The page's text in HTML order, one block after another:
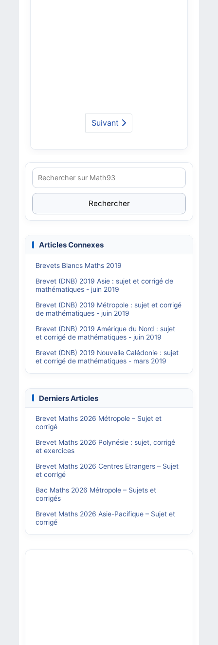
Suivant
Rechercher
Articles Connexes
Brevets Blancs Maths 2019
Brevet (DNB) 2019 Asie : sujet et corrigé de
mathématiques - juin 2019
Brevet (DNB) 2019 Métropole : sujet et corrigé
de mathématiques - juin 2019
Brevet (DNB) 2019 Amérique du Nord : sujet
et corrigé de mathématiques - juin 2019
Brevet (DNB) 2019 Nouvelle Calédonie : sujet
et corrigé de mathématiques - mars 2019
Derniers Articles
Brevet Maths 2026 Métropole – Sujet et
corrigé
Brevet Maths 2026 Polynésie : sujet, corrigé
et exercices
Brevet Maths 2026 Centres Etrangers – Sujet
et corrigé
Bac Maths 2026 Métropole – Sujets et
corrigés
Brevet Maths 2026 Asie-Pacifique – Sujet et
corrigé